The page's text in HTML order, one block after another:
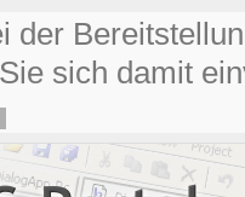
der
sich damit